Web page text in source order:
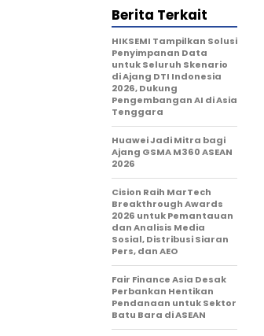
Berita Terkait
HIKSEMI Tampilkan Solusi
Penyimpanan Data
untuk Seluruh Skenario
di Ajang DTI Indonesia
2026, Dukung
Pengembangan AI di Asia
Tenggara
Huawei Jadi Mitra bagi
Ajang GSMA M360 ASEAN
2026
Cision Raih MarTech
Breakthrough Awards
2026 untuk Pemantauan
dan Analisis Media
Sosial, Distribusi Siaran
Pers, dan AEO
Fair Finance Asia Desak
Perbankan Hentikan
Pendanaan untuk Sektor
Batu Bara di ASEAN